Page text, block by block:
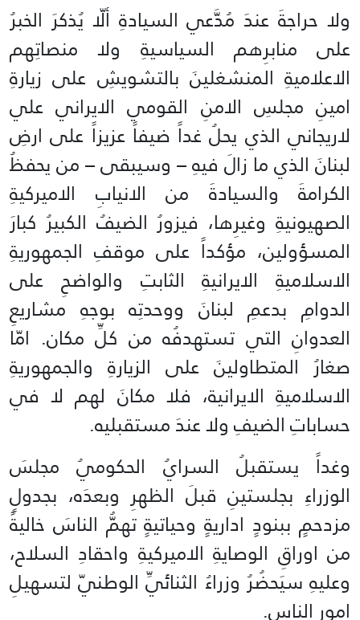
ولا حراجةَ عندَ مُدَّعي السيادةِ ألّا يُذكرَ الخبرُ
على منابرِهم السياسيةِ ولا منصاتِهم
الاعلاميةِ المنشغلينَ بالتشويشِ على زيارةِ
امينِ مجلسِ الامنِ القومي الايراني علي
لاريجاني الذي يحلُ غداً ضيفاً عزيزاً على ارضِ
لبنانَ الذي ما زالَ فيهِ – وسيبقى – من يحفظُ
الكرامةَ والسيادةَ من الانيابِ الاميركيةِ
الصهيونيةِ وغيرِها، فيزورُ الضيفُ الكبيرُ كبارَ
المسؤولين، مؤكداً على موقفِ الجمهوريةِ
الاسلاميةِ الايرانيةِ الثابتِ والواضحِ على
الدوامِ بدعمِ لبنانَ ووحدتِه بوجهِ مشاريعِ
العدوانِ التي تستهدفُه من كلِّ مكان. امّا
صغارُ المتطاولينَ على الزيارةِ والجمهوريةِ
الاسلاميةِ الايرانية، فلا مكانَ لهم لا في
حساباتِ الضيفِ ولا عندَ مستقبليه.
وغداً يستقبلُ السرايُ الحكوميُ مجلسَ
الوزراءِ بجلستينِ قبلَ الظهرِ وبعدَه، بجدولٍ
مزدحمٍ ببنودٍ اداريةٍ وحياتيةٍ تهمُّ الناسَ خاليةً
من اوراقِ الوصايةِ الاميركيةِ واحقادِ السلاح،
وعليهِ سيَحضُرُ وزراءُ الثنائيِّ الوطنيّ لتسهيلِ
امورِ الناس.